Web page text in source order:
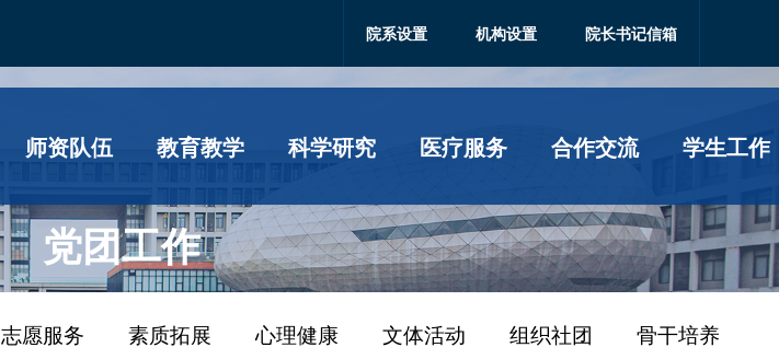
师资队伍 教育教学 科学研究 医疗服务 合作交流 学生工作
院系设置 机构设置 院长书记信箱
党团工作
志愿服务 素质拓展 心理健康 文体活动 组织社团 骨干培养